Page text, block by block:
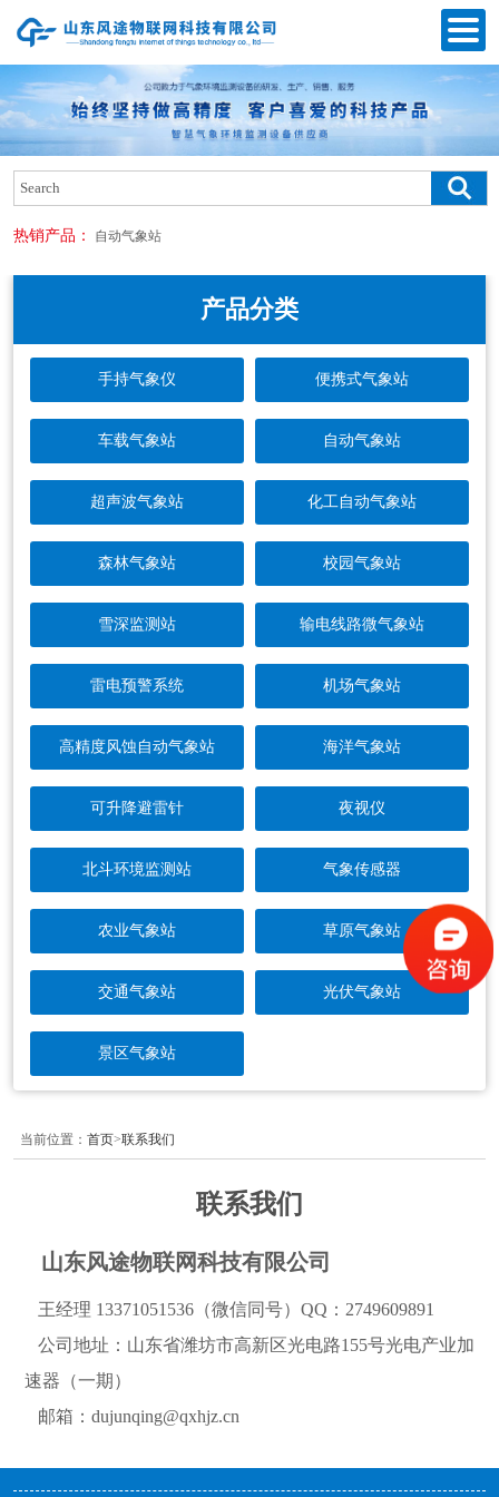
热销产品： 自动气象站
产品分类
手持气象仪 便携式气象站
车载气象站 自动气象站
超声波气象站 化工自动气象站
森林气象站 校园气象站
雪深监测站 输电线路微气象站
雷电预警系统 机场气象站
高精度风蚀自动气象站 海洋气象站
可升降避雷针 夜视仪
北斗环境监测站 气象传感器
农业气象站 草原气象站
交通气象站 光伏气象站
景区气象站
当前位置： 首页>联系我们
联系我们
山东风途物联网科技有限公司
王经理13371051536（微信同号）QQ：2749609891
公司地址：山东省潍坊市高新区光电路155号光电产业加
速器（一期）
邮箱：dujunqing@qxhjz.cn